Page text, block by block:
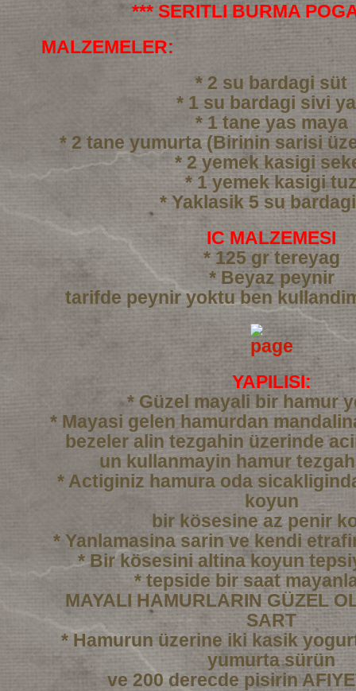
*** SERITLI BURMA
MALZEMELER:
* 2 su bardagi süt
* 1 su bardagi sivi
* 1 tane yas maya
* 2 tane yumurta (Birinin sarisi
* 2 yemek kasigi
* 1 yemek kasigi
* Yaklasik 5 su
IC MALZEMESI
* 125 gr tereyag
* Beyaz peynir
tarifde peynir yoktu ben
YAPILISI:
* Güzel mayali bir hamur
* Mayasi gelen hamurdan
bezeler alin tezgahin üzerinde
un kullanmayin hamur
* Actiginiz hamura oda
koyun
bir kösesine az penir
* Yanlamasina sarin ve kendi
* Bir kösesini altina koyun
* tepside bir saat
MAYALI HAMURLARIN GÜZEL
SART
* Hamurun üzerine iki kasik
yumurta sürün
ve 200 derecde pisirin